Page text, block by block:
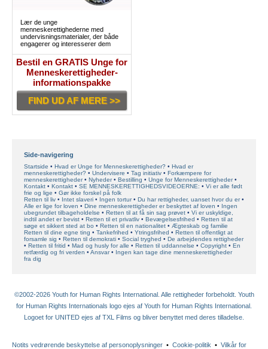
Lær de unge
menneskerettighederne med
undervisningsmaterialer, der både
engagerer og interesserer dem
Bestil en GRATIS Unge for
Menneskerettigheder-
informationspakke
FIND UD AF MERE >>
Side-navigering
Startside Hvad er Unge for Menneskerettigheder?
Hvad er
menneskerettigheder?
Undervisere Tag initiativ
Forkæmpere for
menneskerettigheder
Nyheder Bestilling
Unge for Menneskerettigheder
Kontakt
Kontakt SE MENNESKERETTIGHEDSVIDEOERNE:
Vi er alle født
frie og lige
Gør ikke forskel på folk
Retten til liv
Intet slaveri Ingen tortur
Du har rettigheder, uanset hvor du er
Alle er lige for loven
Dine menneskerettigheder er beskyttet af loven
Ingen
ubegrundet tilbageholdelse
Retten til at få sin sag prøvet
Vi er uskyldige,
indtil andet er bevist
Retten til et privatliv Bevægelsesfrihed
Retten til at
søge et sikkert sted at bo
Retten til en nationalitet
Ægteskab og familie
Retten til dine egne ting
Tankefrihed Ytringsfrihed
Retten til offentligt at
forsamle sig
Retten til demokrati Social tryghed
De arbejdendes rettigheder
Retten til fritid
Mad og husly for alle Retten til uddannelse Copyright
En
retfærdig og fri verden
Ansvar
Ingen kan tage dine menneskerettigheder
fra dig
©2002-2026 Youth for Human Rights International. Alle rettigheder forbeholdt. Youth
for Human Rights Internationals logo ejes af Youth for Human Rights International.
Logoet for UNITED ejes af TXL Films og bliver benyttet med deres tilladelse.
Notits vedrørende beskyttelse af personoplysninger • Cookie-politik • Vilkår for